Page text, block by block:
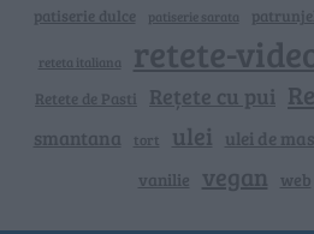
patiserie dulce patiserie sarata
reteta italiana retete-
Retete de Pasti Rețete cu pui
smantana tort ulei ulei de
vanilie vegan web